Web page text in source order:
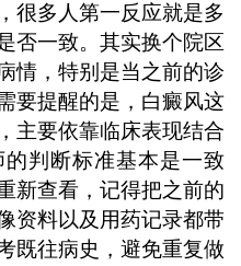
很多人第一反应就是多
否一致。其实换个院区
情，特别是当之前的诊
要提醒的是，白癜风这
主要依靠临床表现结合
判断标准基本是一致
新查看，记得把之前的
资料以及用药记录都带
既往病史，避免重复做